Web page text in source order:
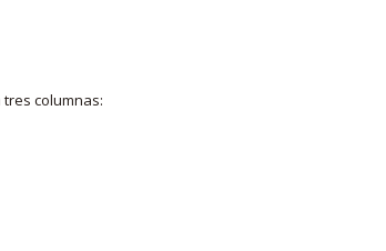
columnas: